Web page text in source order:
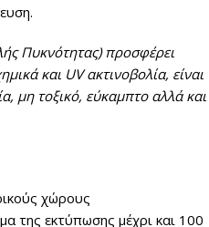
Πυκνότητας) προσφέρει
και UV ακτινοβολία, είναι
μη τοξικό, εύκαμπτο αλλά και
χώρους
της εκτύπωσης μέχρι και 100